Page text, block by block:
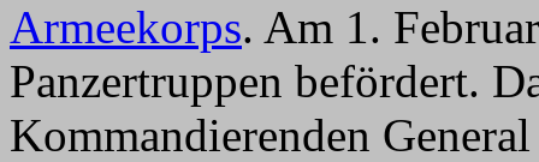
Armeekorps. Am 1.
Panzertruppen befördert.
Kommandierenden